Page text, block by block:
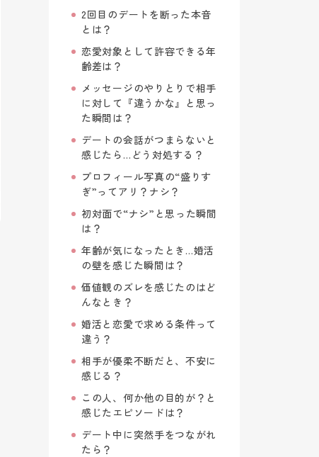
2回目のデートを断った本音
とは？
恋愛対象として許容できる年
齢差は？
メッセージのやりとりで相手
に対して『違うかな』と思っ
た瞬間は？
デートの会話がつまらないと
感じたら…どう対処する？
プロフィール写真の“盛りす
ぎ”ってアリ？ナシ？
初対面で“ナシ”と思った瞬間
は？
年齢が気になったとき…婚活
の壁を感じた瞬間は？
価値観のズレを感じたのはど
んなとき？
婚活と恋愛で求める条件って
違う？
相手が優柔不断だと、不安に
感じる？
この人、何か他の目的が？と
感じたエピソードは？
デート中に突然手をつながれ
たら？